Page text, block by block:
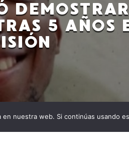
5 AÑOS
nuestra web. Si continúas usando